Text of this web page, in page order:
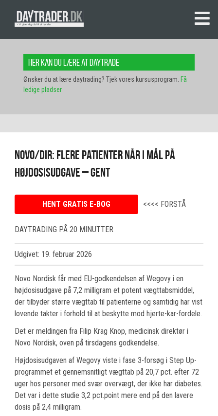
Her kan du lære at daytrade
Ønsker du at lære daytrading? Tjek vores kursusprogram. Få
ledige pladser
Novo/dir: Flere patienter når i mål på
højdosisudgave – GENT
HENT GRATIS E-BOG <<<< FORSTÅ
DAYTRADING PÅ 20 MINUTTER
Udgivet: 19. februar 2026
Novo Nordisk får med EU-godkendelsen af Wegovy i en
højdosisudgave på 7,2 milligram et potent vægttabsmiddel,
der tilbyder større vægttab til patienterne og samtidig har vist
lovende takter i forhold til at beskytte mod hjerte-kar-fordele.
Det er meldingen fra Filip Krag Knop, medicinsk direktør i
Novo Nordisk, oven på tirsdagens godkendelse.
Højdosisudgaven af Wegovy viste i fase 3-forsøg i Step Up-
programmet et gennemsnitligt vægttab på 20,7 pct. efter 72
uger hos personer med svær overvægt, der ikke har diabetes.
Det var i dette studie 3,2 pct.point mere end på den lavere
dosis på 2,4 milligram.